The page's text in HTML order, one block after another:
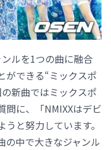
ルを1つの曲に融合
ができる“ミックスポ
新曲ではミックスポ
問に、「NMIXXはデビ
と努力しています。
の中で大きなジャンル